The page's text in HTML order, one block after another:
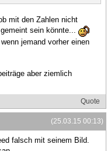
mit den Zahlen nicht
sein könnte...
jemand vorher einen
aber ziemlich
Quote
(25.03.15 00:13)
falsch mit seinem Bild.